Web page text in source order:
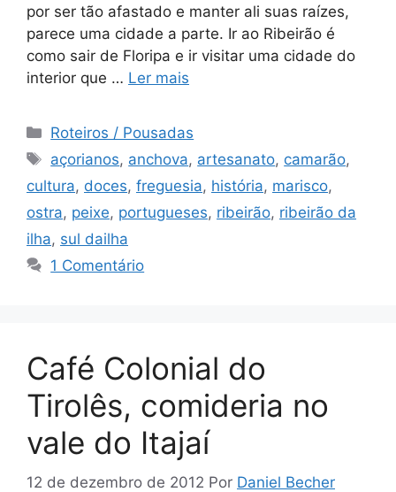
por ser tão afastado e manter ali suas raízes,
parece uma cidade a parte. Ir ao Ribeirão é
como sair de Floripa e ir visitar uma cidade do
interior que … Ler mais
Categorias
Roteiros / Pousadas
Tags
açorianos, anchova, artesanato, camarão,
cultura, doces, freguesia, história, marisco,
ostra, peixe, portugueses, ribeirão, ribeirão da
ilha, sul dailha
1 Comentário
Café Colonial do
Tirolês, comideria no
vale do Itajaí
12 de dezembro de 2012 Por Daniel Becher